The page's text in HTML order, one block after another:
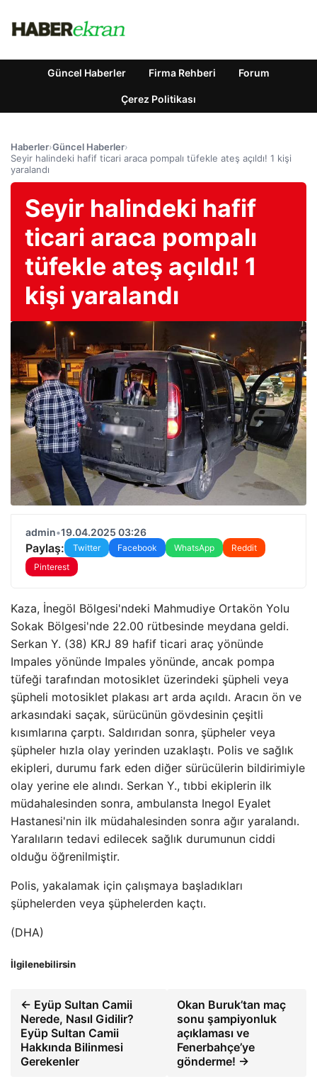
Güncel Haberler Firma Rehberi Forum
Çerez Politikası
Haberler›Güncel Haberler›
Seyir halindeki hafif ticari araca pompalı tüfekle ateş açıldı! 1 kişi
yaralandı
Seyir halindeki hafif
ticari araca pompalı
tüfekle ateş açıldı! 1
kişi yaralandı
admin•19.04.2025 03:26
Paylaş: Twitter Facebook WhatsApp
Reddit
Pinterest
Kaza, İnegöl Bölgesi'ndeki Mahmudiye Ortakön Yolu
Sokak Bölgesi'nde 22.00 rütbesinde meydana geldi.
Serkan Y. (38) KRJ 89 hafif ticari araç yönünde
Impales yönünde Impales yönünde, ancak pompa
tüfeği tarafından motosiklet üzerindeki şüpheli veya
şüpheli motosiklet plakası art arda açıldı. Aracın ön ve
arkasındaki saçak, sürücünün gövdesinin çeşitli
kısımlarına çarptı. Saldırıdan sonra, şüpheler veya
şüpheler hızla olay yerinden uzaklaştı. Polis ve sağlık
ekipleri, durumu fark eden diğer sürücülerin bildirimiyle
olay yerine ele alındı. Serkan Y., tıbbi ekiplerin ilk
müdahalesinden sonra, ambulansta Inegol Eyalet
Hastanesi'nin ilk müdahalesinden sonra ağır yaralandı.
Yaralıların tedavi edilecek sağlık durumunun ciddi
olduğu öğrenilmiştir.
Polis, yakalamak için çalışmaya başladıkları
şüphelerden veya şüphelerden kaçtı.
(DHA)
İlgilenebilirsin
← Eyüp Sultan Camii
Nerede, Nasıl Gidilir?
Eyüp Sultan Camii
Hakkında Bilinmesi
Gerekenler
Okan Buruk’tan maç
sonu şampiyonluk
açıklaması ve
Fenerbahçe’ye
gönderme! →